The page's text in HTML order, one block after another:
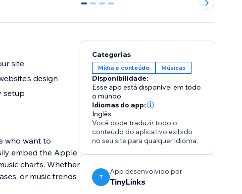
0 1 2 3
site
design
setup
who want to
embed the Apple
charts. Whether
or music trends
Categorias
Mídia e conteúdo Músicas
Disponibilidade:
Esse app está disponível em todo
o mundo.
Idiomas do app:
Inglês
Você pode traduzir todo o
conteúdo do aplicativo exibido
no seu site para qualquer idioma.
T
App desenvolvido por
TinyLinks